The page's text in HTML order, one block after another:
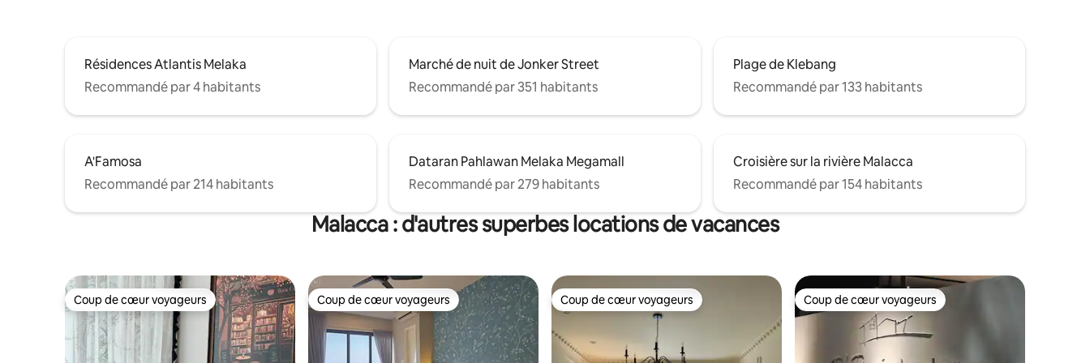
Résidences Atlantis Melaka
Recommandé par 4 habitants
Marché de nuit de Jonker Street
Recommandé par 351 habitants
Plage de Klebang
Recommandé par 133 habitants
A'Famosa
Recommandé par 214 habitants
Dataran Pahlawan Melaka Megamall
Recommandé par 279 habitants
Croisière sur la rivière Malacca
Recommandé par 154 habitants
Malacca : d'autres superbes locations de vacances
Coup de cœur voyageurs
Coup de cœur voyageurs Coup de cœur voyageurs
Coup de cœur voyageurs Coup de cœur voyageurs
Coup de cœur voyageurs Coup de cœur voyageurs
Coup de cœur voyageurs